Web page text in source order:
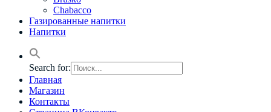
Chabacco
Газированные напитки
Напитки
Search for:
Главная
Магазин
Контакты